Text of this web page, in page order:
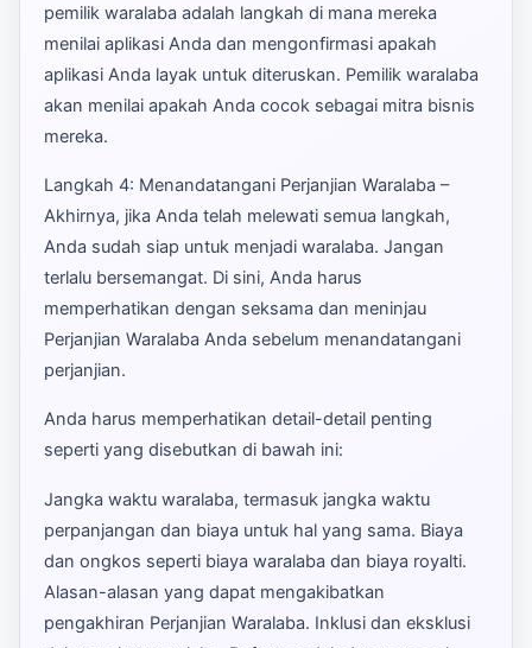
pemilik waralaba adalah langkah di mana mereka
menilai aplikasi Anda dan mengonfirmasi apakah
aplikasi Anda layak untuk diteruskan. Pemilik waralaba
akan menilai apakah Anda cocok sebagai mitra bisnis
mereka.
Langkah 4: Menandatangani Perjanjian Waralaba –
Akhirnya, jika Anda telah melewati semua langkah,
Anda sudah siap untuk menjadi waralaba. Jangan
terlalu bersemangat. Di sini, Anda harus
memperhatikan dengan seksama dan meninjau
Perjanjian Waralaba Anda sebelum menandatangani
perjanjian.
Anda harus memperhatikan detail-detail penting
seperti yang disebutkan di bawah ini:
Jangka waktu waralaba, termasuk jangka waktu
perpanjangan dan biaya untuk hal yang sama. Biaya
dan ongkos seperti biaya waralaba dan biaya royalti.
Alasan-alasan yang dapat mengakibatkan
pengakhiran Perjanjian Waralaba. Inklusi dan eksklusi